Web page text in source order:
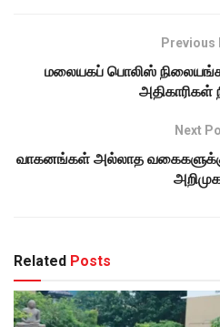
Previous
மலையகப் பொலிஸ்
அதிகாரிகள்
Next
வாகனங்கள் அல்லாத வகைகளுக்கு
Related Posts